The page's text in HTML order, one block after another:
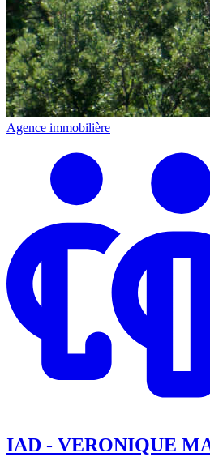
Agence immobilière
IAD - VERONIQUE